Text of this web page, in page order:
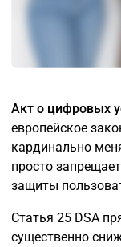
Акт о цифровых
европейское
кардинально
просто
защиты
Статья 25 DSA
существенно